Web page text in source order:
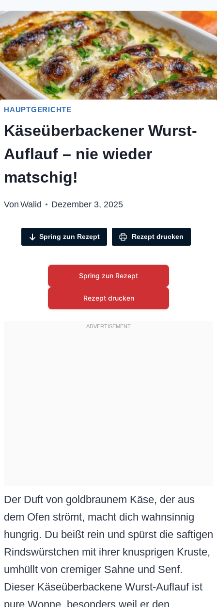
HAUPTGERICHTE
Käseüberbackener Wurst-
Auflauf – nie wieder
matschig!
Von Walid Dezember 3, 2025
Spring zun Rezept Rezept drucken
Spring zun Rezept
Rezept drucken
Der Duft von goldbraunem Käse, der aus
dem Ofen strömt, macht dich wahnsinnig
hungrig. Du beißt rein und spürst die saftigen
Rindswürstchen mit ihrer knusprigen Kruste,
umhüllt von cremiger Sahne und Senf.
Dieser Käseüberbackene Wurst-Auflauf ist
pure Wonne, besonders weil er den